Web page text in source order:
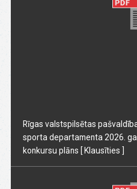
Rīgas valstspilsētas
sporta departamenta 2026.
konkursu plāns [ Klausīties ]